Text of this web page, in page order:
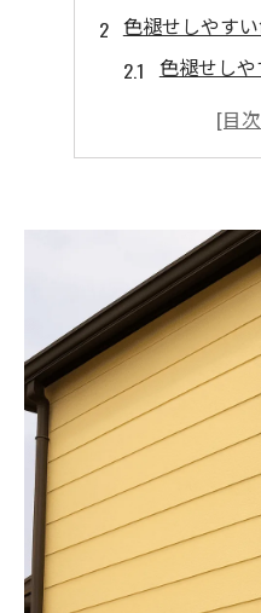
色褪せしやす
色褪せし
色褪せし
塗膜の劣化
資産価値
色褪せを防ぐ
高耐候性の
色選びに
定期的なメ
まとめ